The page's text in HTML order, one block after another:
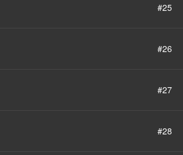
#25
#26
#27
#28